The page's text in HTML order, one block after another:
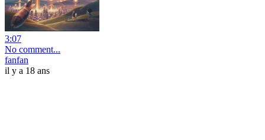
3:07
No comment...
fanfan
il y a 18 ans